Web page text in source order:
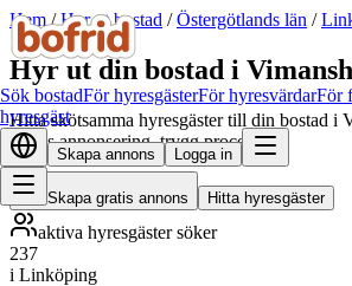
Sök bostadFör hyresgästerFör hyresvärdarFör
hyresgäst
Skapa annons Logga in
Hem/Hyr ut bostad /Östergötlands län /
Hyr ut din bostad i
Hitta skötsamma hyresgäster till din bostad i
Gratis annonsering, trygg process.
Skapa gratis annons Hitta hyresgäster
aktiva hyresgäster söker
237
i Linköping